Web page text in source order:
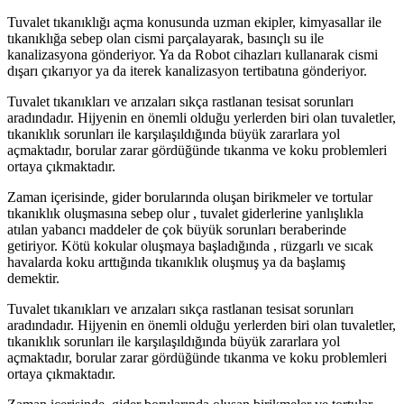
Tuvalet tıkanıklığı açma konusunda uzman ekipler, kimyasallar ile
tıkanıklığa sebep olan cismi parçalayarak, basınçlı su ile
kanalizasyona gönderiyor. Ya da Robot cihazları kullanarak cismi
dışarı çıkarıyor ya da iterek kanalizasyon tertibatına gönderiyor.
Tuvalet tıkanıkları ve arızaları sıkça rastlanan tesisat sorunları
aradındadır. Hijyenin en önemli olduğu yerlerden biri olan tuvaletler,
tıkanıklık sorunları ile karşılaşıldığında büyük zararlara yol
açmaktadır, borular zarar gördüğünde tıkanma ve koku problemleri
ortaya çıkmaktadır.
Zaman içerisinde, gider borularında oluşan birikmeler ve tortular
tıkanıklık oluşmasına sebep olur , tuvalet giderlerine yanlışlıkla
atılan yabancı maddeler de çok büyük sorunları beraberinde
getiriyor. Kötü kokular oluşmaya başladığında , rüzgarlı ve sıcak
havalarda koku arttığında tıkanıklık oluşmuş ya da başlamış
demektir.
Tuvalet tıkanıkları ve arızaları sıkça rastlanan tesisat sorunları
aradındadır. Hijyenin en önemli olduğu yerlerden biri olan tuvaletler,
tıkanıklık sorunları ile karşılaşıldığında büyük zararlara yol
açmaktadır, borular zarar gördüğünde tıkanma ve koku problemleri
ortaya çıkmaktadır.